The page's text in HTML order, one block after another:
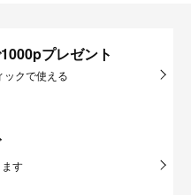
プレゼント
ックで使える
す